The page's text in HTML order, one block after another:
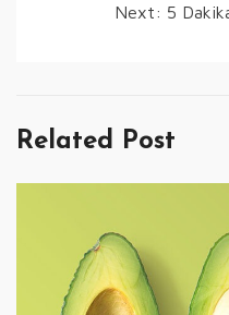
Next: 5
Related Post